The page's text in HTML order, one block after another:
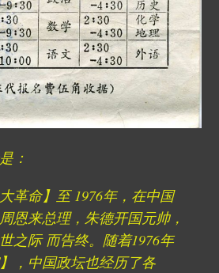
：
革命】至 1976年，在中国
恩来总理，朱德开国元帅，
之际 而告终。随着1976年
，中国政坛也经历了各